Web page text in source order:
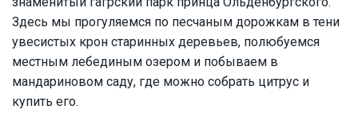
Здесь мы прогуляемся по песчаным дорожкам в тени
увесистых крон старинных деревьев, полюбуемся
местным лебединым озером и побываем в
мандариновом саду, где можно собрать цитрус и
купить его.